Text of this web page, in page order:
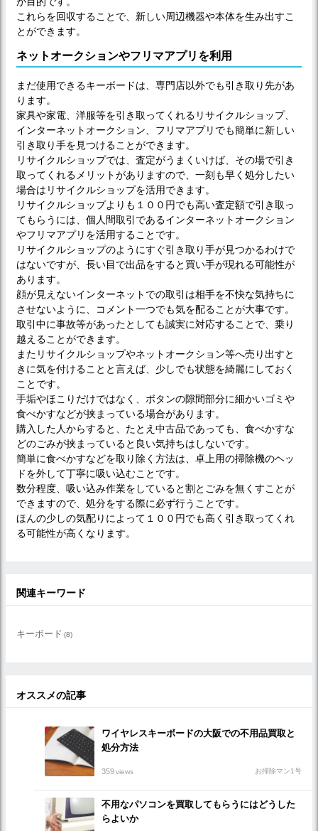
これらを回収することで、新しい周辺機器や本体を生み出すこ
とができます。
ネットオークションやフリマアプリを利用
まだ使用できるキーボードは、専門店以外でも引き取り先があ
ります。
家具や家電、洋服等を引き取ってくれるリサイクルショップ、
インターネットオークション、フリマアプリでも簡単に新しい
引き取り手を見つけることができます。
リサイクルショップでは、査定がうまくいけば、その場で引き
取ってくれるメリットがありますので、一刻も早く処分したい
場合はリサイクルショップを活用できます。
リサイクルショップよりも１００円でも高い査定額で引き取っ
てもらうには、個人間取引であるインターネットオークション
やフリマアプリを活用することです。
リサイクルショップのようにすぐ引き取り手が見つかるわけで
はないですが、長い目で出品をすると買い手が現れる可能性が
あります。
顔が見えないインターネットでの取引は相手を不快な気持ちに
させないように、コメント一つでも気を配ることが大事です。
取引中に事故等があったとしても誠実に対応することで、乗り
越えることができます。
またリサイクルショップやネットオークション等へ売り出すと
きに気を付けることと言えば、少しでも状態を綺麗にしておく
ことです。
手垢やほこりだけではなく、ボタンの隙間部分に細かいゴミや
食べかすなどが挟まっている場合があります。
購入した人からすると、たとえ中古品であっても、食べかすな
どのごみが挟まっていると良い気持ちはしないです。
簡単に食べかすなどを取り除く方法は、卓上用の掃除機のヘッ
ドを外して丁寧に吸い込むことです。
数分程度、吸い込み作業をしていると割とごみを無くすことが
できますので、処分をする際に必ず行うことです。
ほんの少しの気配りによって１００円でも高く引き取ってくれ
る可能性が高くなります。
関連キーワード
キーボード (8)
オススメの記事
ワイヤレスキーボードの大阪での不用品買取と
処分方法
359views お掃除マン1号
不用なパソコンを買取してもらうにはどうした
らよいか